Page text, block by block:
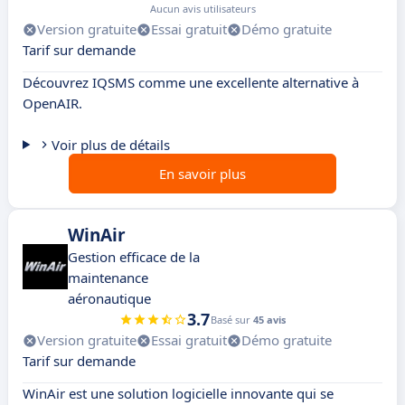
Aucun avis utilisateurs
Version gratuite Essai gratuit
Démo gratuite
Tarif sur demande
Découvrez IQSMS comme une excellente alternative à
OpenAIR.
Voir plus de détails
En savoir plus
WinAir
Gestion efficace de la
maintenance
aéronautique
3.7Basé sur 45 avis
Version gratuite Essai gratuit
Démo gratuite
Tarif sur demande
WinAir est une solution logicielle innovante qui se